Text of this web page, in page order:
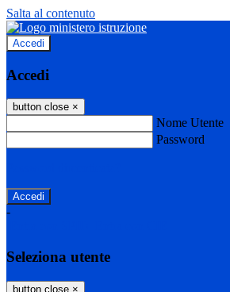
Salta al contenuto
Accedi
Accedi
button close ×
Nome Utente
Password
-
Seleziona utente
button close ×